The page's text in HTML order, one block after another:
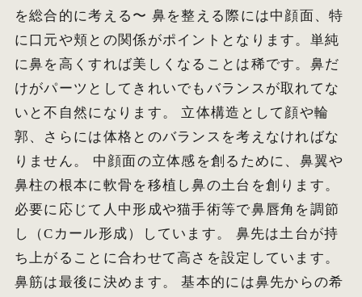
を総合的に考える〜 鼻を整える際には中顔面、特
に口元や頬との関係がポイントとなります。単純
に鼻を高くすれば美しくなることは稀です。鼻だ
けがパーツとしてきれいでもバランスが取れてな
いと不自然になります。 立体構造として顔や輪
郭、さらには体格とのバランスを考えなければな
りません。 中顔面の立体感を創るために、鼻翼や
鼻柱の根本に軟骨を移植し鼻の土台を創ります。
必要に応じて人中形成や猫手術等で鼻唇角を調節
し（Cカール形成）しています。 鼻先は土台が持
ち上がることに合わせて高さを設定しています。
鼻筋は最後に決めます。 基本的には鼻先からの希